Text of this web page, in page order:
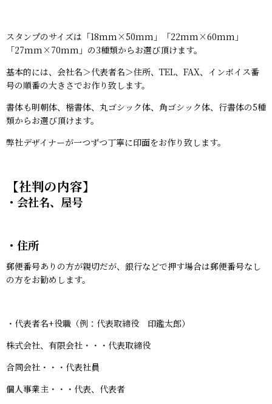
スタンプのサイズは「18mm×50mm」「22mm×60mm」
「27mm×70mm」の3種類からお選び頂けます。
基本的には、会社名＞代表者名＞住所、TEL、FAX、インボイス番
号の順番の大きさでお作り致します。
書体も明朝体、楷書体、丸ゴシック体、角ゴシック体、行書体の5種
類からお選び頂けます。
弊社デザイナーが一つずつ丁寧に印面をお作り致します。
【社判の内容】
・会社名、屋号
・住所
郵便番号ありの方が親切だが、銀行などで押す場合は郵便番号なし
の方をお勧めします。
・代表者名+役職（例：代表取締役 印鑑太郎）
株式会社、有限会社・・・代表取締役
合同会社・・・代表社員
個人事業主・・・代表、代表者